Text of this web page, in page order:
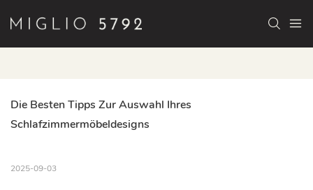
Die Besten Tipps Zur Auswahl Ihres
Schlafzimmermöbeldesigns
2025-09-03